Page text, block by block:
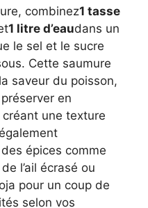
combinez1 tasse
1 litre d’eaudans un
le sel et le sucre
Cette saumure
saveur du poisson,
en
une texture
épices comme
l’ail écrasé ou
pour un coup de
selon vos